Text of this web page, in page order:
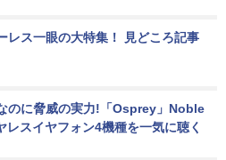
レス一眼の大特集！ 見どころ記事
のに脅威の実力!「Osprey」Noble
スイヤフォン4機種を一気に聴く